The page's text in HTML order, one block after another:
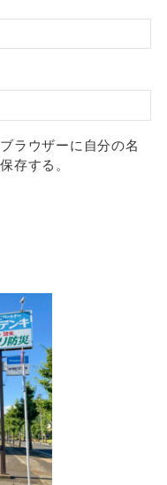
ラウザーに自分の名
存する。